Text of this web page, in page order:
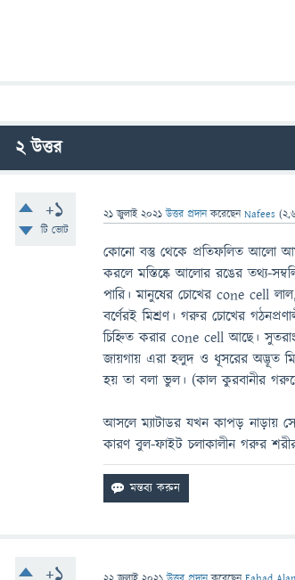
2উত্তর
+1
টি ভোট
21 জুলাই 2021 উত্তর প্রদান করেছেনNafees (
কোনো বস্তু থেকে প্রতিফলিত আলো
করলে মস্তিষ্কে আলোর রঙের তথ্য-
পারি। মানুষের চোখের cone cell
বর্ণেরই মিশ্রণ। গরুর চোখের
চিহ্নিত করার cone cell আছে।
জায়গায় এরা হলুদ ও ধূসরের অদ্ভূত
হয় তা বলা ভুল। (কাল কুরবানীর
আসলে ম্যাটাডর যখন কাপড় নাড়ায়
কারণ বুল-ফাইট চলাকালীন গরুর